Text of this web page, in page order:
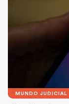
MUNDO JUDICIAL